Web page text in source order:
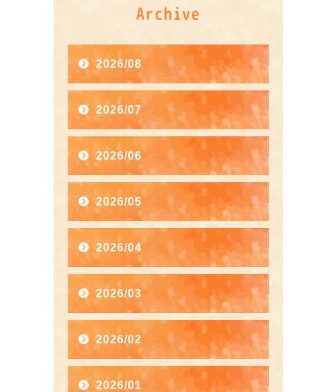
Archive
2026/08
2026/07
2026/06
2026/05
2026/04
2026/03
2026/02
2026/01